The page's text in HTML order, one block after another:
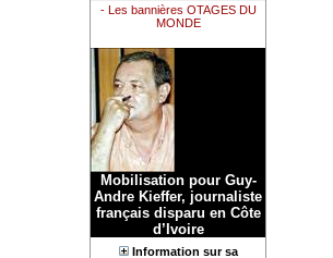
- Les bannières OTAGES DU
MONDE
Mobilisation pour Guy-
Andre Kieffer, journaliste
français disparu en Côte
d’Ivoire
Information sur sa